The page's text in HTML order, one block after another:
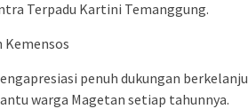
Terpadu Kartini Temanggung.
Kemensos
penuh dukungan
warga Magetan setiap tahunnya.